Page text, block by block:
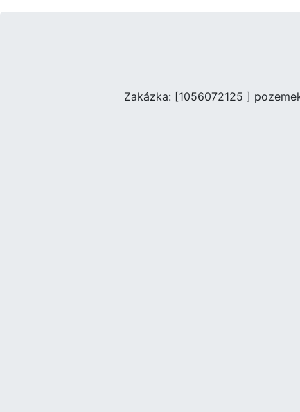
Zakázka: [1056072125 ]